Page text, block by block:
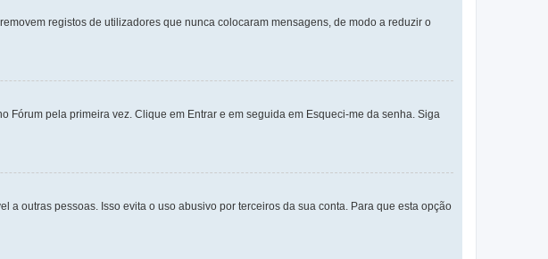
registos de utilizadores que nunca colocaram mensagens, de modo a reduzir o
pela primeira vez. Clique em Entrar e em seguida em Esqueci-me da senha. Siga
outras pessoas. Isso evita o uso abusivo por terceiros da sua conta. Para que esta opção